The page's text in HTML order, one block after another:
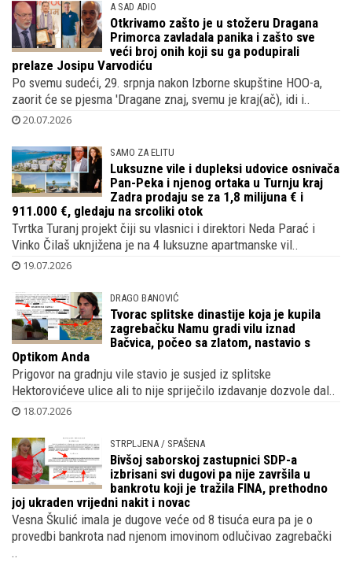
A SAD ADIO
Otkrivamo zašto je u stožeru Dragana
Primorca zavladala panika i zašto sve
veći broj onih koji su ga podupirali
prelaze Josipu Varvodiću
Po svemu sudeći, 29. srpnja nakon Izborne skupštine HOO-a,
zaorit će se pjesma 'Dragane znaj, svemu je kraj(ač), idi i..
20.07.2026
SAMO ZA ELITU
Luksuzne vile i dupleksi udovice osnivača
Pan-Peka i njenog ortaka u Turnju kraj
Zadra prodaju se za 1,8 milijuna € i
911.000 €, gledaju na srcoliki otok
Tvrtka Turanj projekt čiji su vlasnici i direktori Neda Parać i
Vinko Čilaš uknjižena je na 4 luksuzne apartmanske vil..
19.07.2026
DRAGO BANOVIĆ
Tvorac splitske dinastije koja je kupila
zagrebačku Namu gradi vilu iznad
Bačvica, počeo sa zlatom, nastavio s
Optikom Anda
Prigovor na gradnju vile stavio je susjed iz splitske
Hektorovićeve ulice ali to nije spriječilo izdavanje dozvole dal..
18.07.2026
STRPLJENA / SPAŠENA
Bivšoj saborskoj zastupnici SDP-a
izbrisani svi dugovi pa nije završila u
bankrotu koji je tražila FINA, prethodno
joj ukraden vrijedni nakit i novac
Vesna Škulić imala je dugove veće od 8 tisuća eura pa je o
provedbi bankrota nad njenom imovinom odlučivao zagrebački
..